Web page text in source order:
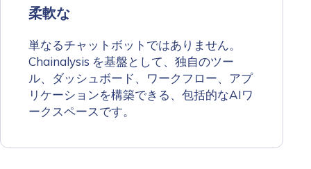
柔軟な
単なるチャットボットではありません。
Chainalysis を基盤として、独自のツー
ル、ダッシュボード、ワークフロー、アプ
リケーションを構築できる、包括的なAIワ
ークスペースです。